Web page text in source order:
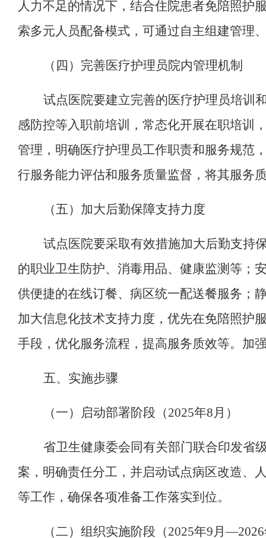
人力不足的情况下，结合住院患者免陪照护
索多元人员配备模式，可通过自主组建管理
（四）完善医疗护理员院内管理机制
试点医院要建立完善的医疗护理员培训
感防控等入职前培训，常态化开展在职培训
管理，明确医疗护理员工作职责和服务规范
行服务能力评估和服务质量监督，将其服务
（五） 加大后勤保障支持力度
试点医院要采取有效措施加大后勤支持
的职业卫生防护、消毒用品、健康监测等；
供便捷的在线订餐、病区统一配送餐服务；
加大信息化技术支持力度，优先在免陪照护
手段，优化服务流程，提高服务质效等。加
五、实施步骤
（一）启动部署阶段（2025年8月）
省卫生健康委会同有关部门联合印发省
案 ， 明确责任分工， 并启动试点病区改造、
等工作， 确保各项准备工作落实到位。
（二） 组织实施阶段（2025年9月—2026